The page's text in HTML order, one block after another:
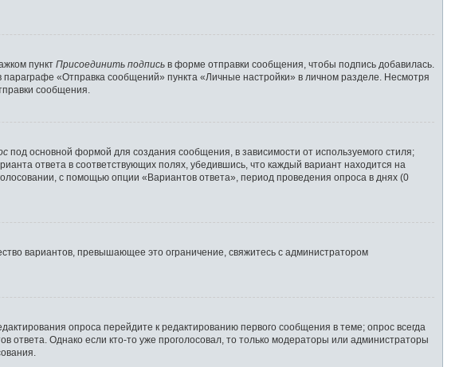
пункт Присоединить подпись в форме отправки сообщения, чтобы подпись добавилась.
«Отправка сообщений» пункта «Личные настройки» в личном разделе. Несмотря
сообщения.
под основной формой для создания сообщения, в зависимости от используемого стиля;
ответа в соответствующих полях, убедившись, что каждый вариант находится на
с помощью опции «Вариантов ответа», период проведения опроса в днях (0
вариантов, превышающее это ограничение, свяжитесь с администратором
опроса перейдите к редактированию первого сообщения в теме; опрос всегда
ответа. Однако если кто-то уже проголосовал, то только модераторы или администраторы